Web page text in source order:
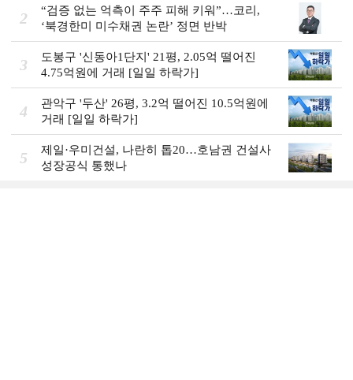
2
“검증 없는 억측이 주주 피해 키워”…코리,
‘북경한미 미수채권 논란’ 정면 반박
3
도봉구 '신동아1단지' 21평, 2.05억 떨어진
4.75억원에 거래 [일일 하락가]
4
관악구 '두산' 26평, 3.2억 떨어진 10.5억원에
거래 [일일 하락가]
5
제일·우미건설, 나란히 톱20…호남권 건설사
성장공식 통했나